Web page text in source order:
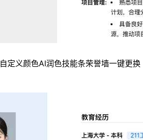
自定义颜色AI润色技能条荣誉墙一键更换